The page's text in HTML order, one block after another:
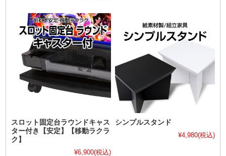
スロット固定台ラウンドキャス
ター付き【安定】【移動ラクラ
ク】
¥6,900(税込)
シンプルスタンド
¥4,980(税込)